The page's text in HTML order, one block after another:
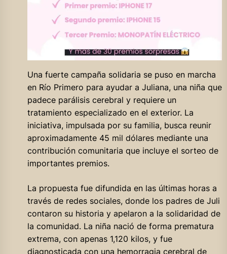
Una fuerte campaña solidaria se puso en marcha
en Río Primero para ayudar a Juliana, una niña que
padece parálisis cerebral y requiere un
tratamiento especializado en el exterior. La
iniciativa, impulsada por su familia, busca reunir
aproximadamente 45 mil dólares mediante una
contribución comunitaria que incluye el sorteo de
importantes premios.
La propuesta fue difundida en las últimas horas a
través de redes sociales, donde los padres de Juli
contaron su historia y apelaron a la solidaridad de
la comunidad. La niña nació de forma prematura
extrema, con apenas 1,120 kilos, y fue
diagnosticada con una hemorragia cerebral de